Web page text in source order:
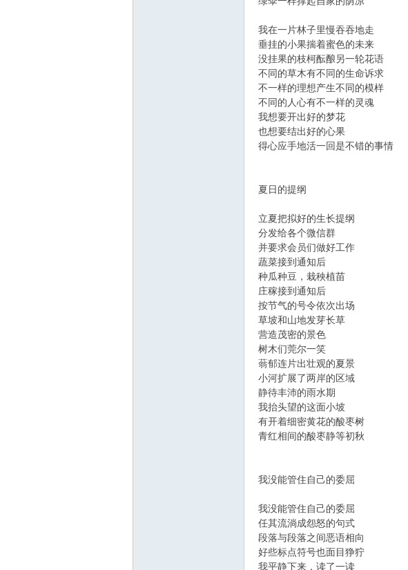
我在一片林子里慢吞吞地走
垂挂的小果揣着蜜色的未来
没挂果的枝柯酝酿另一轮花语
不同的草木有不同的生命诉求
不一样的理想产生不同的模样
不同的人心有不一样的灵魂
我想要开出好的梦花
也想要结出好的心果
得心应手地活一回是不错的事情
夏日的提纲
立夏把拟好的生长提纲
分发给各个微信群
并要求会员们做好工作
蔬菜接到通知后
种瓜种豆，栽秧植苗
庄稼接到通知后
按节气的号令依次出场
草坡和山地发芽长草
营造茂密的景色
树木们莞尔一笑
蓊郁连片出壮观的夏景
小河扩展了两岸的区域
静待丰沛的雨水期
我抬头望的这面小坡
有开着细密黄花的酸枣树
青红相间的酸枣静等初秋
我没能管住自己的委屈
我没能管住自己的委屈
任其流淌成怨怒的句式
段落与段落之间恶语相向
好些标点符号也面目狰狞
我平静下来，读了一读